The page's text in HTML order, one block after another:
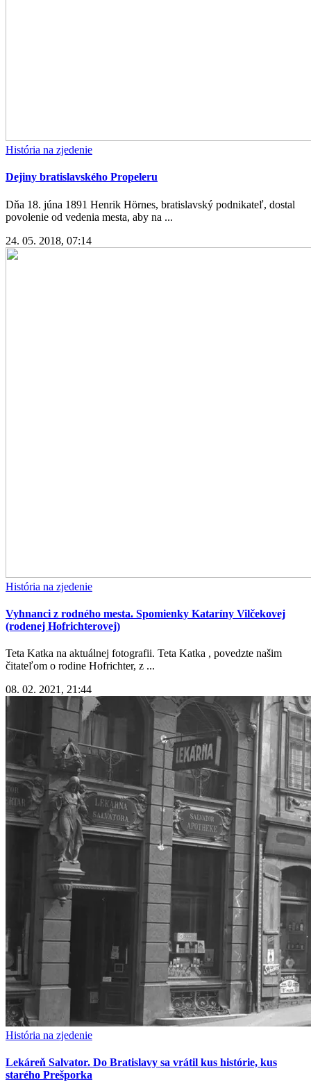
História na zjedenie
Dejiny bratislavského Propeleru
Dňa 18. júna 1891 Henrik Hörnes, bratislavský podnikateľ, dostal
povolenie od vedenia mesta, aby na ...
24. 05. 2018, 07:14
História na zjedenie
Vyhnanci z rodného mesta. Spomienky Kataríny Vilčekovej
(rodenej Hofrichterovej)
Teta Katka na aktuálnej fotografii. Teta Katka , povedzte našim
čitateľom o rodine Hofrichter, z ...
08. 02. 2021, 21:44
História na zjedenie
Lekáreň Salvator. Do Bratislavy sa vrátil kus histórie, kus
starého Prešporka